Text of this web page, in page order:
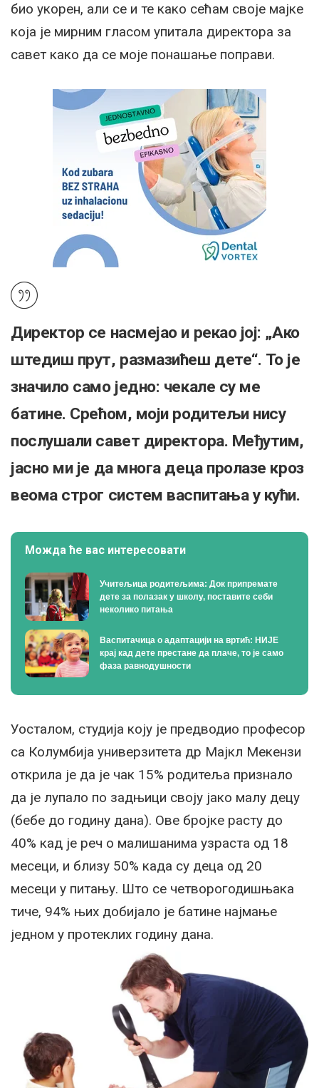
био укорен, али се и те како сећам своје мајке
која је мирним гласом упитала директора за
савет како да се моје понашање поправи.
Директор се насмејао и рекао јој: „Ако
штедиш прут, размазићеш дете“. То је
значило само једно: чекале су ме
батине. Срећом, моји родитељи нису
послушали савет директора. Међутим,
јасно ми је да многа деца пролазе кроз
веома строг систем васпитања у кући.
Можда ће вас интересовати
Учитељица родитељима: Док припремате
дете за полазак у школу, поставите себи
неколико питања
Васпитачица о адаптацији на вртић: НИЈЕ
крај кад дете престане да плаче, то је само
фаза равнодушности
Уосталом, студија коју је предводио професор
са Колумбија универзитета др Мајкл Мекензи
открила је да је чак 15% родитеља признало
да је лупало по задњици своју јако малу децу
(бебе до годину дана). Ове бројке расту до
40% кад је реч о малишанима узраста од 18
месеци, и близу 50% када су деца од 20
месеци у питању. Што се четворогодишњака
тиче, 94% њих добијало је батине најмање
једном у протеклих годину дана.